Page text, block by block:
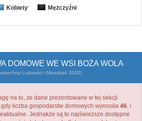
Kobiety Mężczyźni
DOMOWE WE WSI BOŻA WOLA
Ludności i Mieszkań 2002)
na to, że dane prezentowane w tej sekcji
liczba gospodarstw domowych wynosiła 46, i
Jednakże są to najświeższe dostępne